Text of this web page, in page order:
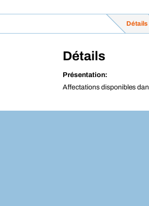
Détails
Détails
Présentation:
Affectations disponibles